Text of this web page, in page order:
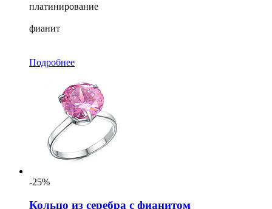
платинирование
фианит
Подробнее
-25%
Кольцо из серебра с фианитом